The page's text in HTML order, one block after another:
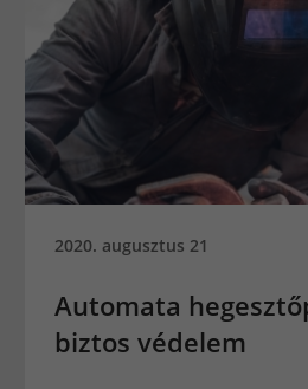
2020. augusztus 21
Automata
biztos védelem